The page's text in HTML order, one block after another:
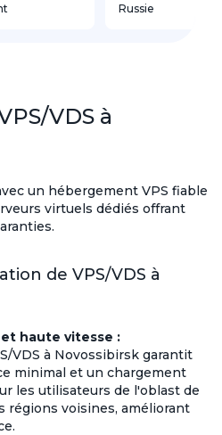
Russie
VDS à
un hébergement VPS fiable
virtuels dédiés offrant
de VPS/VDS à
haute vitesse :
VDS à Novossibirsk garantit
minimal et un chargement
les utilisateurs de l'oblast de
régions voisines, améliorant